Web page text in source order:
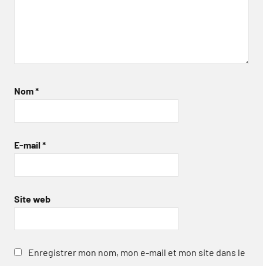
Nom*
E-mail *
Site web
Enregistrer mon nom, mon e-mail et mon site dans le